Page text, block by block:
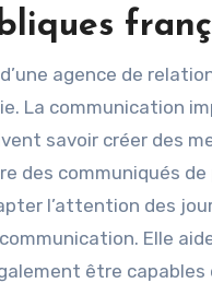
agence de
La communication
savoir créer des
des communiqués
l’attention des
Elle
être